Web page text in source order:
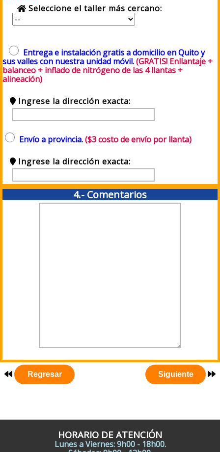
Seleccione el taller más cercano:
Entrega e instalación gratis a domicilio en Quito y
sus valles con nuestra unidad móvil.(GRATIS! Enllantaje +
balanceo + inflado de nitrógeno de las 4 llantas +
alineación)
Ingrese la dirección exacta:
Envío a provincia.($3 costo de envío por llanta)
Ingrese la dirección exacta:
4.- Comentarios
HORARIO DE ATENCIÓN
Lunes a Viernes: 9h00 - 18h00.